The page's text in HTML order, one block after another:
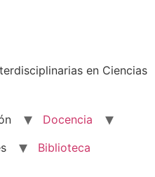
en Ciencias
Docencia
Biblioteca